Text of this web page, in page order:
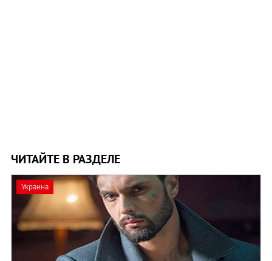
ЧИТАЙТЕ В РАЗДЕЛЕ
Украина